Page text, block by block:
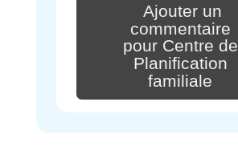
Ajouter un
commentaire
pour Centre de
Planification
familiale